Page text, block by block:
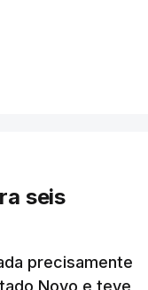
seis
precisamente
Novo e teve